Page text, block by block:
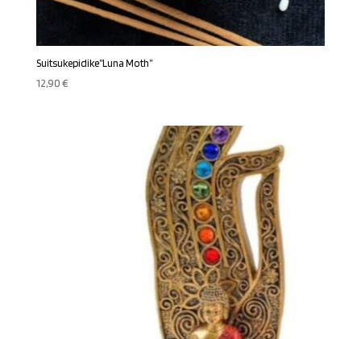
Suitsukepidike”Luna Moth”
12,90€